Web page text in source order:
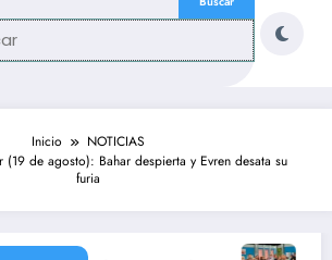
Inicio
NOTICIAS
(19 de agosto): Bahar despierta y Evren desata su
furia